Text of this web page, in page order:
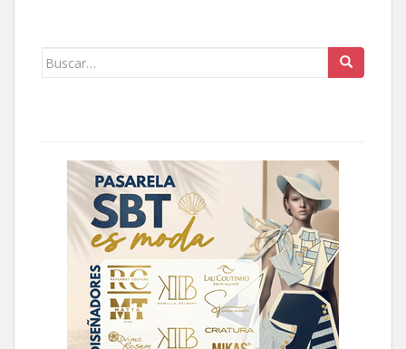
Buscar: